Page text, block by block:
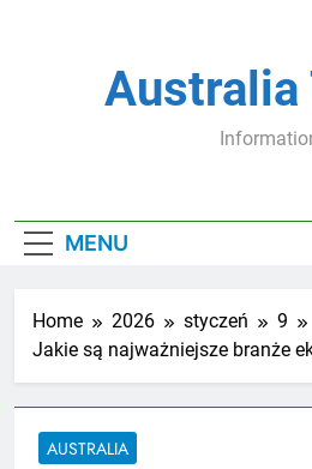
Australia
MENU
Home 2026 styczeń
9
Jakie są najważniejsze branże
AUSTRALIA